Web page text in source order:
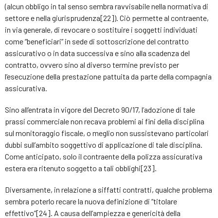
(alcun obbligo in tal senso sembra ravvisabile nella normativa di
settore e nella giurisprudenza[22]). Ciò permette al contraente,
in via generale, di revocare o sostituire i soggetti individuati
come “beneficiari” in sede di sottoscrizione del contratto
assicurativo o in data successiva e sino alla scadenza del
contratto, ovvero sino al diverso termine previsto per
l’esecuzione della prestazione pattuita da parte della compagnia
assicurativa.
Sino all’entrata in vigore del Decreto 90/17, l’adozione di tale
prassi commerciale non recava problemi ai fini della disciplina
sul monitoraggio fiscale, o meglio non sussistevano particolari
dubbi sull’ambito soggettivo di applicazione di tale disciplina.
Come anticipato, solo il contraente della polizza assicurativa
estera era ritenuto soggetto a tali obblighi[23].
Diversamente, in relazione a siffatti contratti, qualche problema
sembra poterlo recare la nuova definizione di “titolare
effettivo”[24]. A causa dell’ampiezza e genericità della